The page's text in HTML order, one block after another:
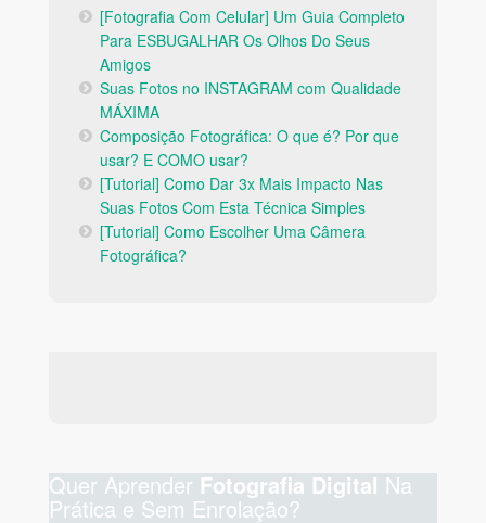
[Fotografia Com Celular] Um Guia Completo
Para ESBUGALHAR Os Olhos Do Seus
Amigos
Suas Fotos no INSTAGRAM com Qualidade
MÁXIMA
Composição Fotográfica: O que é? Por que
usar? E COMO usar?
[Tutorial] Como Dar 3x Mais Impacto Nas
Suas Fotos Com Esta Técnica Simples
[Tutorial] Como Escolher Uma Câmera
Fotográfica?
Quer Aprender Fotografia Digital Na
Prática e Sem Enrolação?